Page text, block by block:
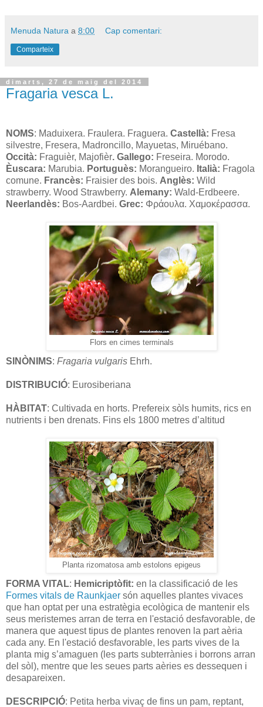
Menuda Natura a 8:00 Cap comentari:
Comparteix
dimarts, 27 de maig del 2014
Fragaria vesca L.
NOMS: Maduixera. Fraulera. Fraguera. Castellà: Fresa
silvestre, Fresera, Madroncillo, Mayuetas, Miruébano.
Occità: Fraguièr, Majofièr. Gallego: Freseira. Morodo.
Èuscara: Marubia. Portuguès: Morangueiro. Italià: Fragola
comune. Francès: Fraisier des bois. Anglès: Wild
strawberry. Wood Strawberry. Alemany: Wald-Erdbeere.
Neerlandès: Bos-Aardbei. Grec: Φράουλα. Χαμοκέρασσα.
Flors en cimes terminals
SINÒNIMS: Fragaria vulgaris Ehrh.
DISTRIBUCIÓ: Eurosiberiana
HÀBITAT: Cultivada en horts. Prefereix sòls humits, rics en
nutrients i ben drenats. Fins els 1800 metres d’altitud
Planta rizomatosa amb estolons epigeus
FORMA VITAL: Hemicriptòfit: en la classificació de les
Formes vitals de Raunkjaer són aquelles plantes vivaces
que han optat per una estratègia ecològica de mantenir els
seus meristemes arran de terra en l'estació desfavorable, de
manera que aquest tipus de plantes renoven la part aèria
cada any. En l'estació desfavorable, les parts vives de la
planta mig s’amaguen (les parts subterrànies i borrons arran
del sòl), mentre que les seues parts aèries es dessequen i
desapareixen.
DESCRIPCIÓ: Petita herba vivaç de fins un pam, reptant,